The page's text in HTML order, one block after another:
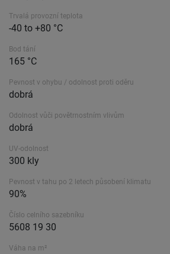
Trvalá provozní teplota
-40 to +80 °C
Bod tání
165 °C
Pevnost v ohybu / odolnost proti oděru
dobrá
Odolnost vůči povětrnostním vlivům
dobrá
UV-odolnost
300 kly
Pevnost v tahu po 2 letech působení klimatu
90%
Číslo celního sazebníku
5608 19 30
Váha na m²